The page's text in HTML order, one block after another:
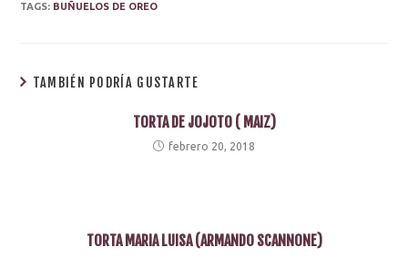
TAGS: BUÑUELOS DE OREO
TAMBIÉN PODRÍA GUSTARTE
TORTA DE JOJOTO ( MAIZ)
febrero 20, 2018
TORTA MARIA LUISA (ARMANDO SCANNONE)